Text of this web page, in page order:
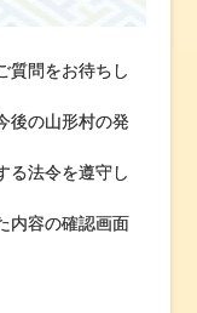
質問をお待ちし
後の山形村の発
る法令を遵守し
内容の確認画面